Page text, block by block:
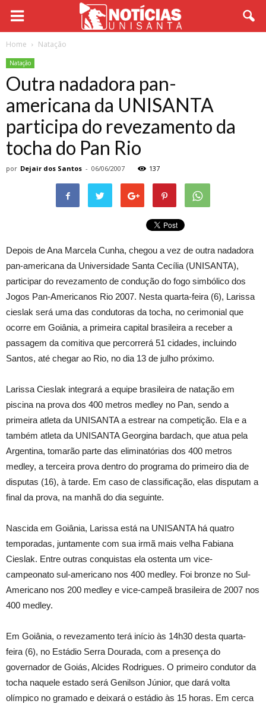
Home Natação
Natação
Outra nadadora pan-
americana da UNISANTA
participa do revezamento da
tocha do Pan Rio
por Dejair dos Santos - 06/06/2007 137
Depois de Ana Marcela Cunha, chegou a vez de outra nadadora
pan-americana da Universidade Santa Cecília (UNISANTA),
participar do revezamento de condução do fogo simbólico dos
Jogos Pan-Americanos Rio 2007. Nesta quarta-feira (6), Larissa
cieslak será uma das condutoras da tocha, no cerimonial que
ocorre em Goiânia, a primeira capital brasileira a receber a
passagem da comitiva que percorrerá 51 cidades, incluindo
Santos, até chegar ao Rio, no dia 13 de julho próximo.
Larissa Cieslak integrará a equipe brasileira de natação em
piscina na prova dos 400 metros medley no Pan, sendo a
primeira atleta da UNISANTA a estrear na competição. Ela e a
também atleta da UNISANTA Georgina bardach, que atua pela
Argentina, tomarão parte das eliminatórias dos 400 metros
medley, a terceira prova dentro do programa do primeiro dia de
disputas (16), à tarde. Em caso de classificação, elas disputam a
final da prova, na manhã do dia seguinte.
Nascida em Goiânia, Larissa está na UNISANTA há quatro
temporadas, juntamente com sua irmã mais velha Fabiana
Cieslak. Entre outras conquistas ela ostenta um vice-
campeonato sul-americano nos 400 medley. Foi bronze no Sul-
Americano nos 200 medley e vice-campeã brasileira de 2007 nos
400 medley.
Em Goiânia, o revezamento terá início às 14h30 desta quarta-
feira (6), no Estádio Serra Dourada, com a presença do
governador de Goiás, Alcides Rodrigues. O primeiro condutor da
tocha naquele estado será Genilson Júnior, que dará volta
olímpico no gramado e deixará o estádio às 15 horas. Em cerca